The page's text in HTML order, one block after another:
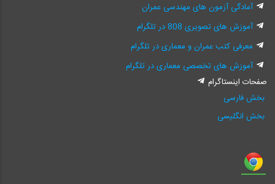
آمادگی آزمون های مهندسی عمران
آموزش های تصویری 808 در تلگرام
معرفی کتب عمران و معماری در تلگرام
آموزش های تخصصی معماری در تلگرام
صفحات اینستاگرام
بخش فارسی
بخش انگلیسی